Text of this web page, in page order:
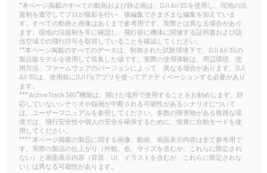
*本ページ掲載のすべての動画および静止画は、DJI Air 3Sを使用し、現地の法
規制を遵守してプロが撮影を行い、後編集でさまざまな編集を加えていま
す。すべての動画と画像はあくまで参考用です。実際とは異なる場合があり
ます。現地の法規制を常に確認し、飛行前に機体に関連する証明書および該
当空域での飛行許可を取得していることを確認してください。
**本ページ掲載のすべてのデータは、制御された試験環境下で、DJI Air 3Sの
製品版モデルを使用して収集した値です。実際の使用体験は、周辺環境、使
用方法、ファームウェアのバージョンによって、異なる場合があります。DJI
Air 3Sは、使用前にDJI Flyアプリを使ってアクティベーションする必要があり
ます。
*** ActiveTrack 360°機能は、開けた場所で使用することをお勧めします。対
応していないシナリオや録画が中断される可能性があるシナリオについて
は、ユーザーマニュアルを参照してください。多数の障害物がある複雑な環
境では、飛行安全性や個人の安全を確保するために、慎重に自動モードを使
用してください。
**** 本ページ掲載の製品に関する画像、動画、画面表示内容は全て参考用で
す。実際の製品の仕上がり（外観、色、サイズを含むが、これらに限定され
ない）と画面表示内容（背景、UI、イラストを含むが、これらに限定されな
い）は異なる可能性があります。